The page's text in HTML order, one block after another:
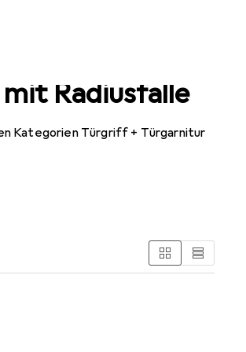
Radiusfalle
Kategorien Türgriff + Türgarnitur